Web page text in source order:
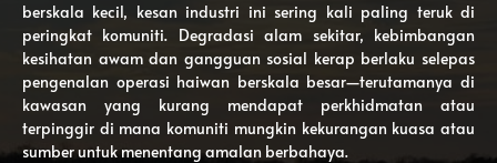
berskala kecil, kesan industri ini sering kali paling teruk di
peringkat komuniti. Degradasi alam sekitar, kebimbangan
kesihatan awam dan gangguan sosial kerap berlaku selepas
pengenalan operasi haiwan berskala besar—terutamanya di
kawasan yang kurang mendapat perkhidmatan atau
terpinggir di mana komuniti mungkin kekurangan kuasa atau
sumber untuk menentang amalan berbahaya.